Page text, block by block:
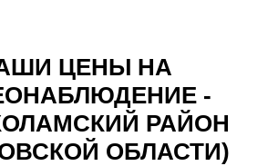
ЦЕНЫ НА
-
РАЙОН
ОБЛАСТИ)